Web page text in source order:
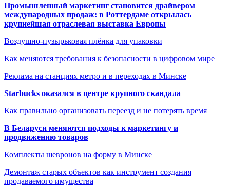
Промышленный маркетинг становится драйвером
международных продаж: в Роттердаме открылась
крупнейшая отраслевая выставка Европы
Воздушно-пузырьковая плёнка для упаковки
Как меняются требования к безопасности в цифровом мире
Реклама на станциях метро и в переходах в Минске
Starbucks оказался в центре крупного скандала
Как правильно организовать переезд и не потерять время
В Беларуси меняются подходы к маркетингу и
продвижению товаров
Комплекты шевронов на форму в Минске
Демонтаж старых объектов как инструмент создания
продаваемого имущества